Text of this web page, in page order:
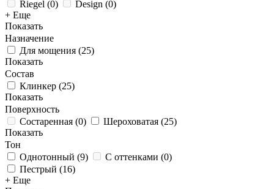
Riegel (0) Design (0)
+ Еще
Показать
Назначение
Для мощения (25)
Показать
Состав
Клинкер (25)
Показать
Поверхность
Состаренная (0) Шероховатая (25)
Показать
Тон
Однотонный (9) С оттенками (0)
Пестрый (16)
+ Еще